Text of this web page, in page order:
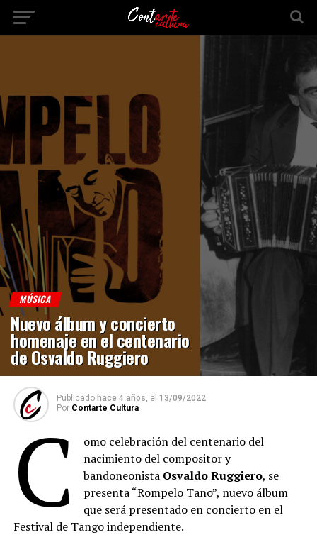
MÚSICA
Nuevo álbum y concierto
homenaje en el centenario
de Osvaldo Ruggiero
Publicado hace 4 años, el 13/09/2022
Por Contarte Cultura
C
omo celebración del centenario del
nacimiento del compositor y
bandoneonista Osvaldo Ruggiero, se
presenta “Rompelo Tano”, nuevo álbum
que será presentado en concierto en el
Festival de Tango independiente.